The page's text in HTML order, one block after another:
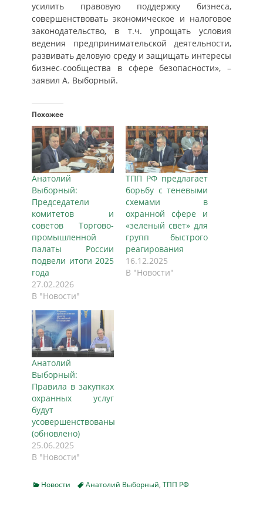
усилить правовую поддержку бизнеса,
совершенствовать экономическое и налоговое
законодательство, в т.ч. упрощать условия
ведения предпринимательской деятельности,
развивать деловую среду и защищать интересы
бизнес-сообщества в сфере безопасности», –
заявил А. Выборный.
Похожее
Анатолий
Выборный:
Председатели
комитетов и
советов Торгово-
промышленной
палаты России
подвели итоги 2025
года
27.02.2026
В "Новости"
ТПП РФ предлагает
борьбу с теневыми
схемами в
охранной сфере и
«зеленый свет» для
групп быстрого
реагирования
16.12.2025
В "Новости"
Анатолий
Выборный:
Правила в закупках
охранных услуг
будут
усовершенствованы
(обновлено)
25.06.2025
В "Новости"
Categories
Новости TagsАнатолий Выборный, ТПП РФ